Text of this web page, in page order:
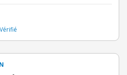
Vérifié